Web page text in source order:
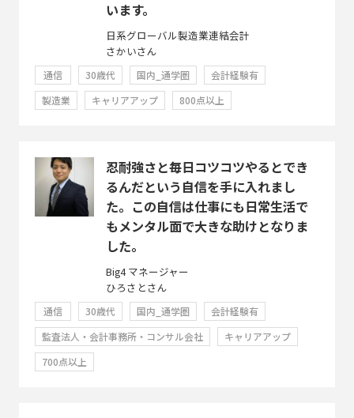
います。
日系グローバル製造業連結会計
さかいさん
通信 30歳代 国内_通学圏
会計経験有
製造業
キャリアアップ 800点以上
忍耐強さと毎日コツコツやるとでき
るんだという自信を手に入れまし
た。この自信は仕事にも日常生活で
もメンタル面で大きな助けとなりま
した。
Big4 マネージャー
ひろさとさん
通信 30歳代 国内_通学圏
会計経験有
監査法人・会計事務所・コンサル会社
キャリアアップ
700点以上